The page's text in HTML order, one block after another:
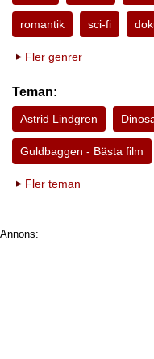
romantik sci-fi
Fler genrer
Teman:
Astrid Lindgren
Guldbaggen - Bästa film
Fler teman
Annons: